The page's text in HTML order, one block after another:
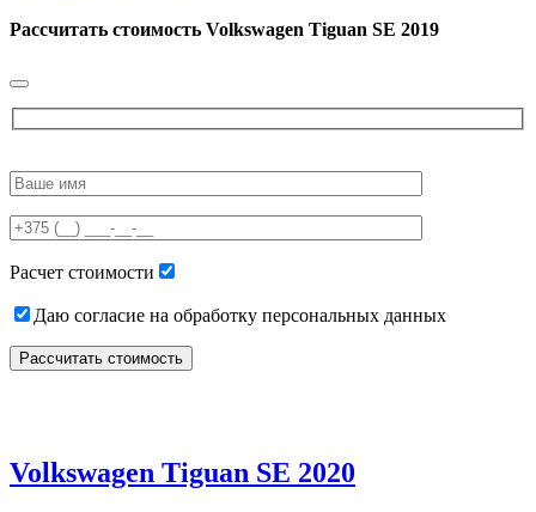
Рассчитать стоимость Volkswagen Tiguan SE 2019
leave
field
empty.
Расчет стоимости
Даю согласие на обработку персональных данных
Volkswagen Tiguan SE 2020